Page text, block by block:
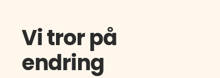
Vi tror på
endring